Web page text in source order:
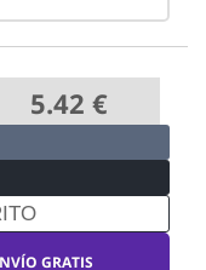
5.42 €
GRATIS